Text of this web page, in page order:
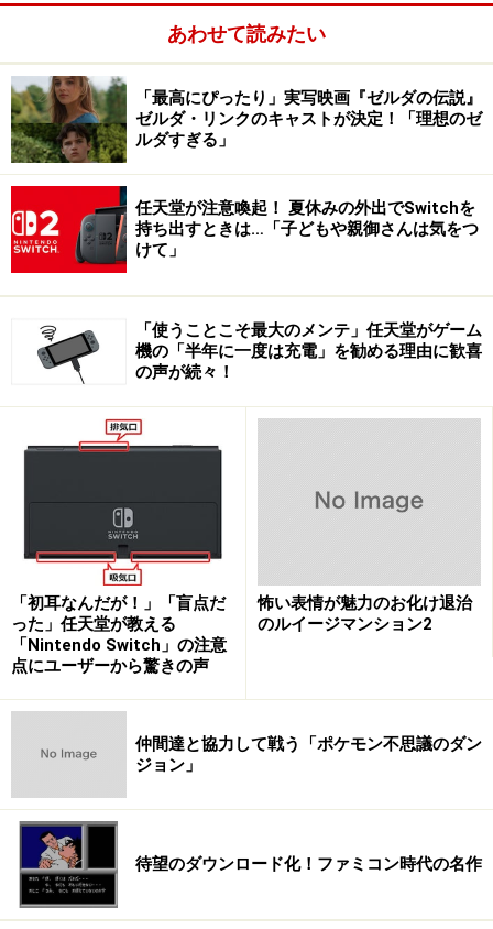
あわせて読みたい
「最高にぴったり」実写映画『ゼルダの伝説』
ゼルダ・リンクのキャストが決定！「理想のゼ
ルダすぎる」
任天堂が注意喚起！ 夏休みの外出でSwitchを
持ち出すときは…「子どもや親御さんは気をつ
けて」
「使うことこそ最大のメンテ」任天堂がゲーム
機の「半年に一度は充電」を勧める理由に歓喜
の声が続々！
「初耳なんだが！」「盲点だ
った」任天堂が教える
「Nintendo Switch」の注意
点にユーザーから驚きの声
怖い表情が魅力のお化け退治
のルイージマンション2
仲間達と協力して戦う「ポケモン不思議のダン
ジョン」
待望のダウンロード化！ファミコン時代の名作